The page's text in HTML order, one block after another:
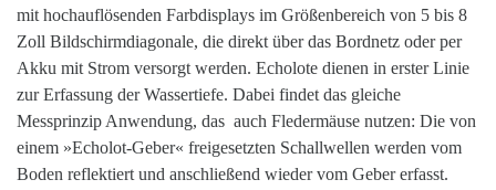
mit hochauflösenden Farbdisplays im Größenbereich von 5 bis 8
Zoll Bildschirmdiagonale, die direkt über das Bordnetz oder per
Akku mit Strom versorgt werden. Echolote dienen in erster Linie
zur Erfassung der Wassertiefe. Dabei findet das gleiche
Messprinzip Anwendung, das auch Fledermäuse nutzen: Die von
einem »Echolot-Geber« freigesetzten Schallwellen werden vom
Boden reflektiert und anschließend wieder vom Geber erfasst.